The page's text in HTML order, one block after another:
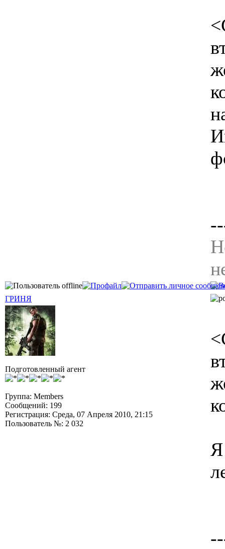
ГРИНЯ
Подготовленный агент
Группа: Members
Сообщений: 199
Регистрация: Среда, 07 Апреля 2010, 21:15
Пользователь №: 2 032
Я